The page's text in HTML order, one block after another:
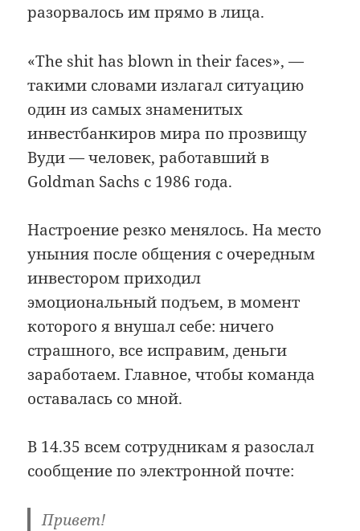
разорвалось им прямо в лица.
«The shit has blown in their faces», —
такими словами излагал ситуацию
один из самых знаменитых
инвестбанкиров мира по прозвищу
Вуди — человек, работавший в
Goldman Sachs с 1986 года.
Настроение резко менялось. На место
уныния после общения с очередным
инвестором приходил
эмоциональный подъем, в момент
которого я внушал себе: ничего
страшного, все исправим, деньги
заработаем. Главное, чтобы команда
оставалась со мной.
В 14.35 всем сотрудникам я разослал
сообщение по электронной почте:
Привет!